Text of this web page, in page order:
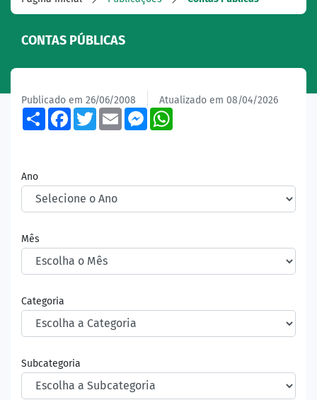
CONTAS PÚBLICAS
Publicado em 26/06/2008 Atualizado em 08/04/2026
ShareFacebook
TwitterEmailMessenger
Ano
Mês
Categoria
Subcategoria